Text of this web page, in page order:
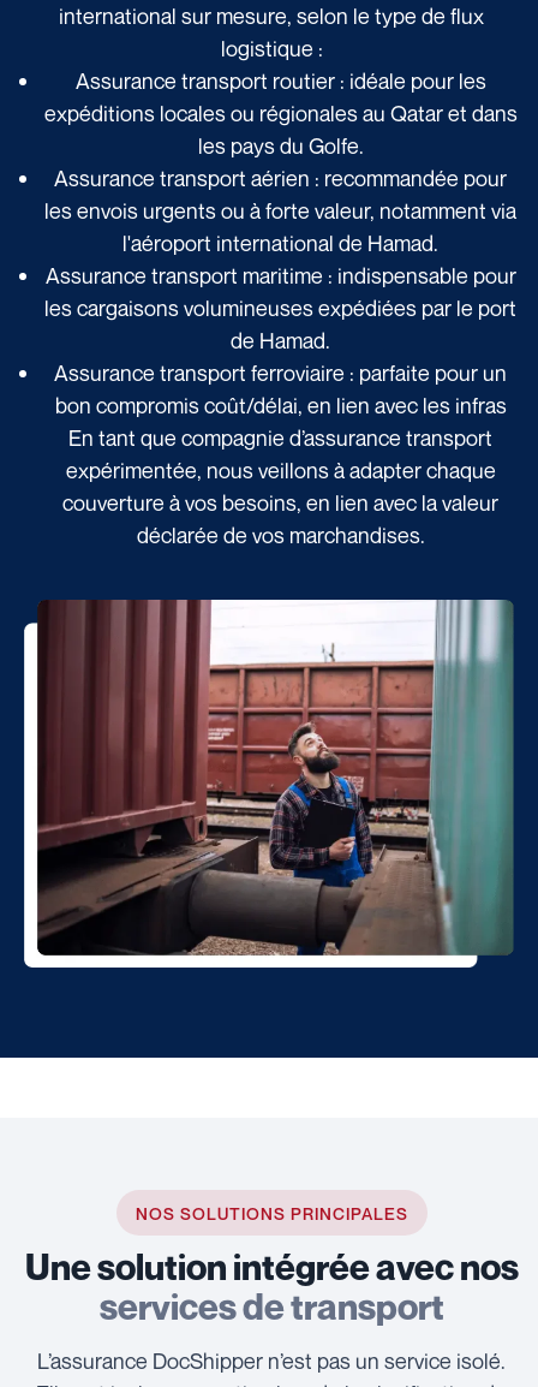
international sur mesure, selon le type de flux
logistique :
Assurance transport routier : idéale pour les
expéditions locales ou régionales au Qatar et dans
les pays du Golfe.
Assurance transport aérien : recommandée pour
les envois urgents ou à forte valeur, notamment via
l'aéroport international de Hamad.
Assurance transport maritime : indispensable pour
les cargaisons volumineuses expédiées par le port
de Hamad.
Assurance transport ferroviaire : parfaite pour un
bon compromis coût/délai, en lien avec les infras
En tant que compagnie d’assurance transport
expérimentée, nous veillons à adapter chaque
couverture à vos besoins, en lien avec la valeur
déclarée de vos marchandises.
NOS SOLUTIONS PRINCIPALES
Une solution intégrée avec nos
services de transport
L’assurance DocShipper n’est pas un service isolé.